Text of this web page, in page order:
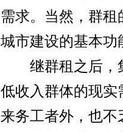
需求。当然，群
城市建设的基本
继群租之后，集
低收入群体的现
来务工者外，也